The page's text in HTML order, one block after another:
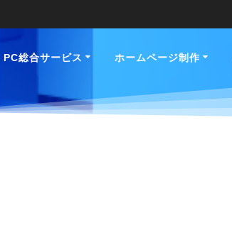
PC総合サービス ホームページ制作